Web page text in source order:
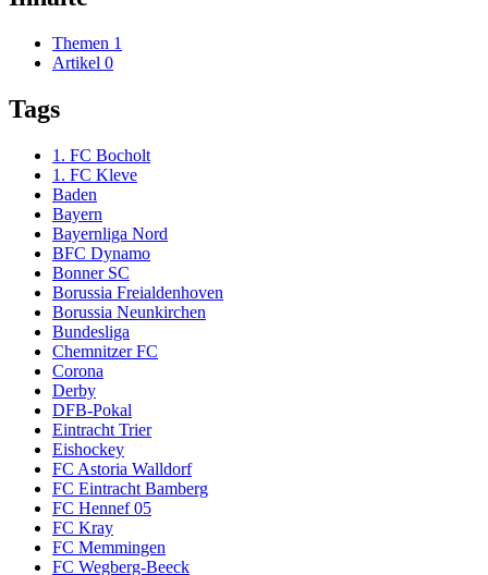
Themen 1
Artikel 0
Tags
1. FC Bocholt
1. FC Kleve
Baden
Bayern
Bayernliga Nord
BFC Dynamo
Bonner SC
Borussia Freialdenhoven
Borussia Neunkirchen
Bundesliga
Chemnitzer FC
Corona
Derby
DFB-Pokal
Eintracht Trier
Eishockey
FC Astoria Walldorf
FC Eintracht Bamberg
FC Hennef 05
FC Kray
FC Memmingen
FC Wegberg-Beeck